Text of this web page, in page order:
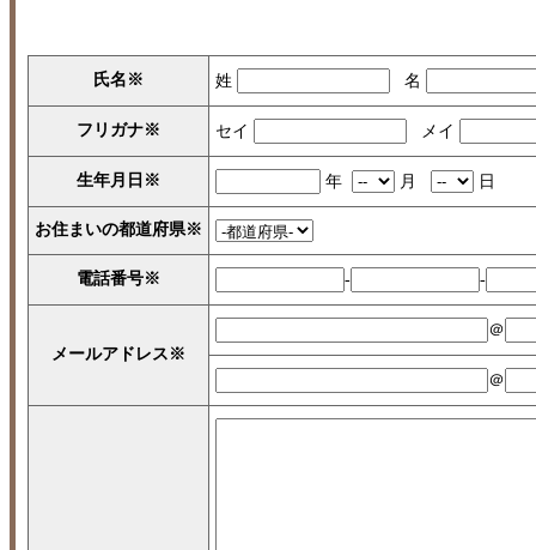
氏名 ※ 姓 名
フリガナ※ セイ メイ
生年月日 ※ 年 月 日
お住まいの都道府県※
電話番号※ - -
メールアドレス ※
＠
＠